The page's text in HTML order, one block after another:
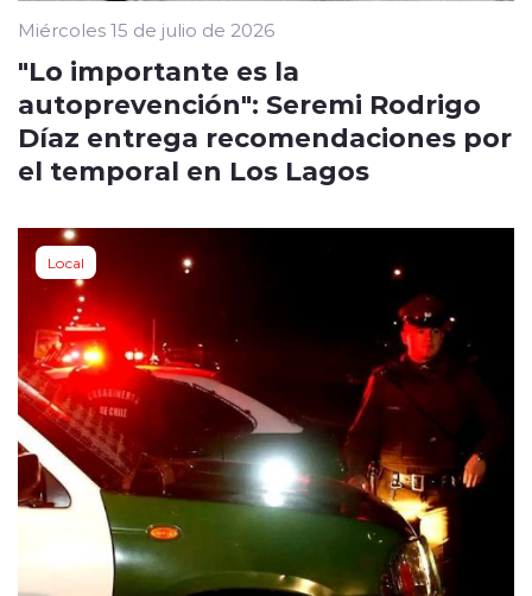
Miércoles 15 de julio de 2026
"Lo importante es la
autoprevención": Seremi Rodrigo
Díaz entrega recomendaciones por
el temporal en Los Lagos
Local